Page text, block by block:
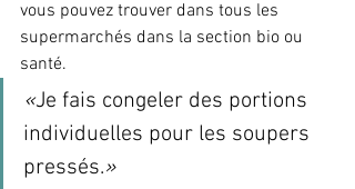
vous pouvez trouver dans tous les
supermarchés dans la section bio ou
santé.
«Je fais congeler des portions
individuelles pour les soupers
pressés.»